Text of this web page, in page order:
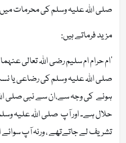
صلی اللہ علیہ وسلم کی محرمات
مزید فرماتے ہیں:
’ام حرام ام سلیم رضی اللہ تعالی
صلی اللہ علیہ وسلم کی رضاعی یا
ہونے کی وجہ سے،ان سے نبی صلی
حلال ہے۔ اور آپ صلی اللہ علیہ
تشریف لے جاتےتھے ، ورنہ آپ